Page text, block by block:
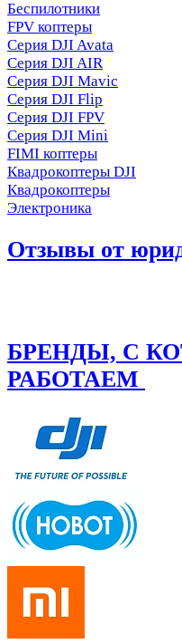
Беспилотники
FPV коптеры
Серия DJI Avata
Серия DJI AIR
Серия DJI Mavic
Серия DJI Flip
Серия DJI FPV
Серия DJI Mini
FIMI коптеры
Квадрокоптеры DJI
Квадрокоптеры
Электроника
Отзывы от
БРЕНДЫ, С
РАБОТАЕМ